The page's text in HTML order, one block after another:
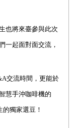
也將來臺參與此次
一起面對面交流，
交流時間，更能於
慧手沖咖啡機的
獨家選豆！